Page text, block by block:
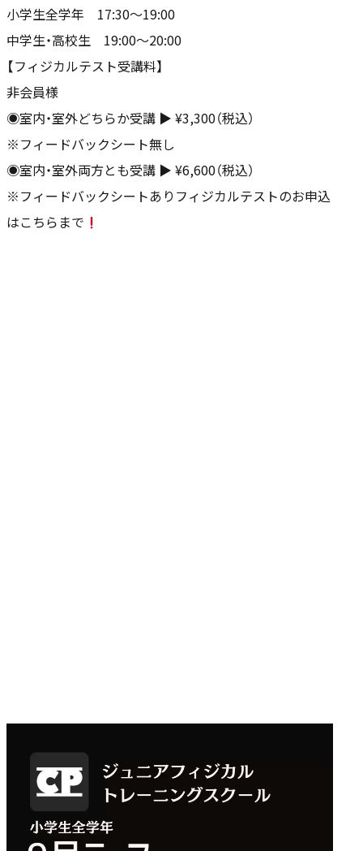
小学生全学年 17:30〜19:00
中学生・高校生 19:00〜20:00
【フィジカルテスト受講料】
非会員様
◉室内・室外どちらか受講 ▶︎ ¥3,300（税込）
※フィードバックシート無し
◉室内・室外両方とも受講 ▶︎ ¥6,600（税込）
※フィードバックシートありフィジカルテストのお申込
はこちらまで